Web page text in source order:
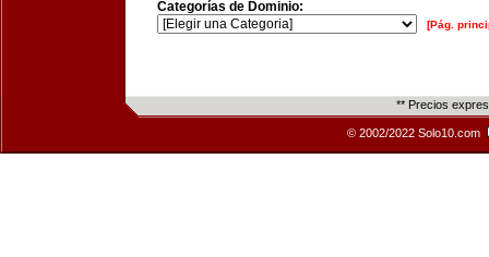
Categorías de Dominio:
[Pág.
** Precios
© 2002/2022 Solo10.com